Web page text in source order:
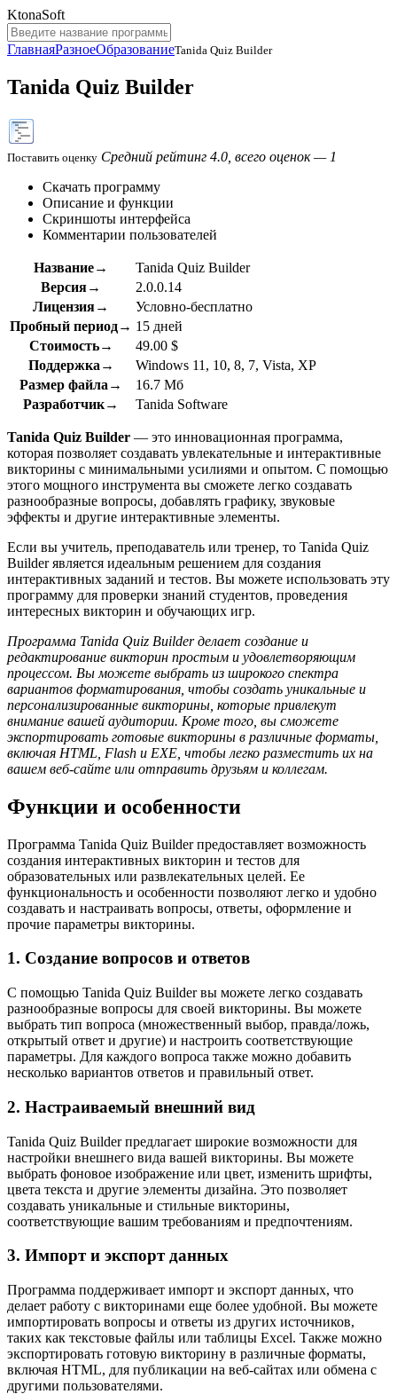
KtonaSoft
ГлавнаяРазноеОбразованиеTanida Quiz Builder
Tanida Quiz Builder
Поставить оценку Средний рейтинг 4.0, всего оценок — 1
Скачать программу
Описание и функции
Скриншоты интерфейса
Комментарии пользователей
Название→
Tanida Quiz Builder
Версия→
2.0.0.14
Лицензия→
Условно-бесплатно
Пробный период→ 15 дней
Стоимость→
49.00 $
Поддержка→
Windows 11, 10, 8, 7, Vista, XP
Размер файла→
16.7 Мб
Разработчик→
Tanida Software
Tanida Quiz Builder — это инновационная программа,
которая позволяет создавать увлекательные и интерактивные
викторины с минимальными усилиями и опытом. С помощью
этого мощного инструмента вы сможете легко создавать
разнообразные вопросы, добавлять графику, звуковые
эффекты и другие интерактивные элементы.
Если вы учитель, преподаватель или тренер, то Tanida Quiz
Builder является идеальным решением для создания
интерактивных заданий и тестов. Вы можете использовать эту
программу для проверки знаний студентов, проведения
интересных викторин и обучающих игр.
Программа Tanida Quiz Builder делает создание и
редактирование викторин простым и удовлетворяющим
процессом. Вы можете выбрать из широкого спектра
вариантов форматирования, чтобы создать уникальные и
персонализированные викторины, которые привлекут
внимание вашей аудитории. Кроме того, вы сможете
экспортировать готовые викторины в различные форматы,
включая HTML, Flash и EXE, чтобы легко разместить их на
вашем веб-сайте или отправить друзьям и коллегам.
Функции и особенности
Программа Tanida Quiz Builder предоставляет возможность
создания интерактивных викторин и тестов для
образовательных или развлекательных целей. Ее
функциональность и особенности позволяют легко и удобно
создавать и настраивать вопросы, ответы, оформление и
прочие параметры викторины.
1. Создание вопросов и ответов
С помощью Tanida Quiz Builder вы можете легко создавать
разнообразные вопросы для своей викторины. Вы можете
выбрать тип вопроса (множественный выбор, правда/ложь,
открытый ответ и другие) и настроить соответствующие
параметры. Для каждого вопроса также можно добавить
несколько вариантов ответов и правильный ответ.
2. Настраиваемый внешний вид
Tanida Quiz Builder предлагает широкие возможности для
настройки внешнего вида вашей викторины. Вы можете
выбрать фоновое изображение или цвет, изменить шрифты,
цвета текста и другие элементы дизайна. Это позволяет
создавать уникальные и стильные викторины,
соответствующие вашим требованиям и предпочтениям.
3. Импорт и экспорт данных
Программа поддерживает импорт и экспорт данных, что
делает работу с викторинами еще более удобной. Вы можете
импортировать вопросы и ответы из других источников,
таких как текстовые файлы или таблицы Excel. Также можно
экспортировать готовую викторину в различные форматы,
включая HTML, для публикации на веб-сайтах или обмена с
другими пользователями.